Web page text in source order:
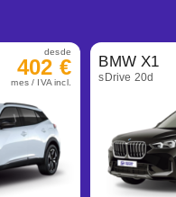
desde
402 €
mes / IVA incl.
BMW X1
sDrive 20d